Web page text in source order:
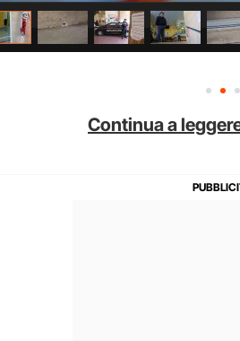
Continua a